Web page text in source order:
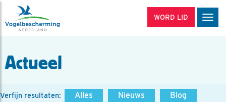
WORD LID
Actueel
Verfijn resultaten: Alles Nieuws
Blog